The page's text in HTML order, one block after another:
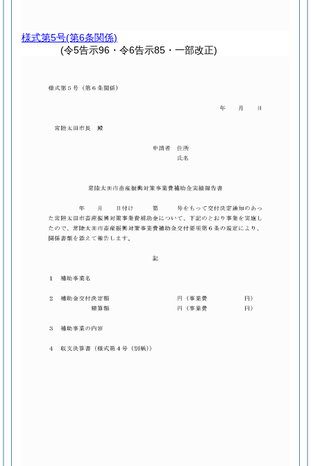
様式第5号(第6条関係)
(令5告示96・令6告示85・一部改正)